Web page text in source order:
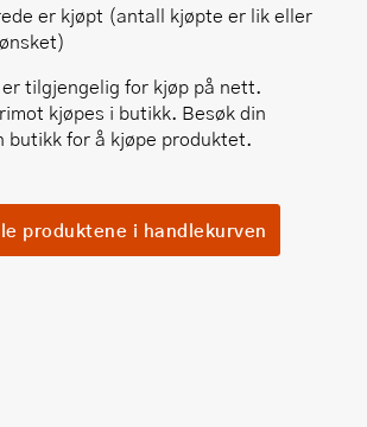
er kjøpt (antall kjøpte er lik eller
tilgjengelig for kjøp på nett.
kjøpes i butikk. Besøk din
butikk for å kjøpe produktet.
produktene i handlekurven